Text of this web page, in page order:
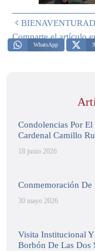
Comparte el artículo
WhatsApp
Condolencias Por
Cardenal Camillo
18 junio 2026
Conmemoración De
30 mayo 2026
Visita Institucional
Borbón De Las Dos